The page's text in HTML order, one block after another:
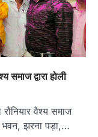
द्वारा होली
वैश्य समाज
भवन, झरना पड़ा,…